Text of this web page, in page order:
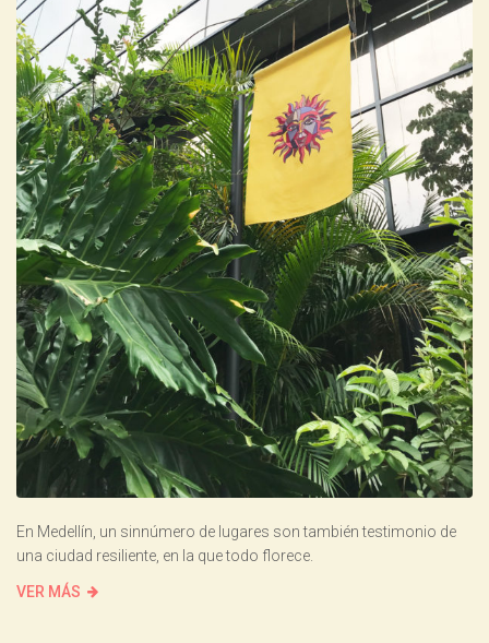
En Medellín, un sinnúmero de lugares son también testimonio de
una ciudad resiliente, en la que todo florece.
VER MÁS